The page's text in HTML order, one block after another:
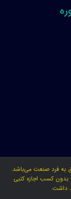
به فرد صنعت می‌باشد.
بدون کسب اجازه کتبی
داشت.